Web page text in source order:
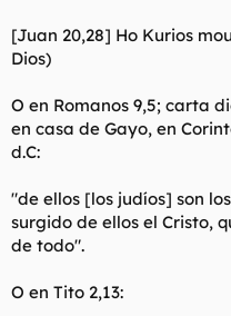
[Juan 20,28] Ho Kurios
Dios)
O en Romanos 9,5; carta
en casa de Gayo, en
d.C:
"de ellos [los judíos] son
surgido de ellos el Cristo,
de todo".
O en Tito 2,13: